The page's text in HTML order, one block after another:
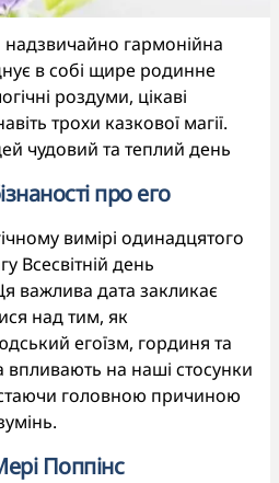
гармонійна
в собі щире родинне
роздуми, цікаві
трохи казкової магії.
чудовий та теплий день
про его
вимірі одинадцятого
Всесвітній день
важлива дата закликає
над тим, як
егоїзм, гординя та
на наші стосунки
головною причиною
Поппінс